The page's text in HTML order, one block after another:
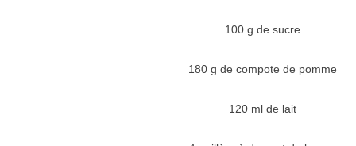
100 g de sucre
180 g de compote de pomme
120 ml de lait